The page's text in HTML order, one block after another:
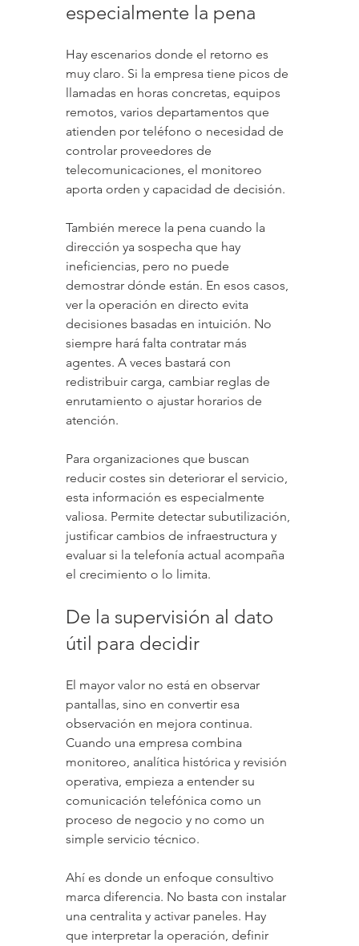
especialmente la pena
Hay escenarios donde el retorno es
muy claro. Si la empresa tiene picos de
llamadas en horas concretas, equipos
remotos, varios departamentos que
atienden por teléfono o necesidad de
controlar proveedores de
telecomunicaciones, el monitoreo
aporta orden y capacidad de decisión.
También merece la pena cuando la
dirección ya sospecha que hay
ineficiencias, pero no puede
demostrar dónde están. En esos casos,
ver la operación en directo evita
decisiones basadas en intuición. No
siempre hará falta contratar más
agentes. A veces bastará con
redistribuir carga, cambiar reglas de
enrutamiento o ajustar horarios de
atención.
Para organizaciones que buscan
reducir costes sin deteriorar el servicio,
esta información es especialmente
valiosa. Permite detectar subutilización,
justificar cambios de infraestructura y
evaluar si la telefonía actual acompaña
el crecimiento o lo limita.
De la supervisión al dato
útil para decidir
El mayor valor no está en observar
pantallas, sino en convertir esa
observación en mejora continua.
Cuando una empresa combina
monitoreo, analítica histórica y revisión
operativa, empieza a entender su
comunicación telefónica como un
proceso de negocio y no como un
simple servicio técnico.
Ahí es donde un enfoque consultivo
marca diferencia. No basta con instalar
una centralita y activar paneles. Hay
que interpretar la operación, definir